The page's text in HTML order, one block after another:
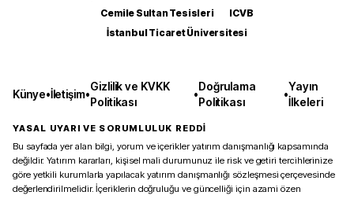
Cemile Sultan Tesisleri
ICVB
İstanbul Ticaret Üniversitesi
Künye•İletişim•
Gizlilik ve KVKK
Politikası
•
Doğrulama
Politikası
•
Yayın
İlkeleri
YASAL UYARI VE SORUMLULUK REDDİ
Bu sayfada yer alan bilgi, yorum ve içerikler yatırım danışmanlığı kapsamında
değildir. Yatırım kararları, kişisel mali durumunuz ile risk ve getiri tercihlerinize
göre yetkili kurumlarla yapılacak yatırım danışmanlığı sözleşmesi çerçevesinde
değerlendirilmelidir. İçeriklerin doğruluğu ve güncelliği için azami özen